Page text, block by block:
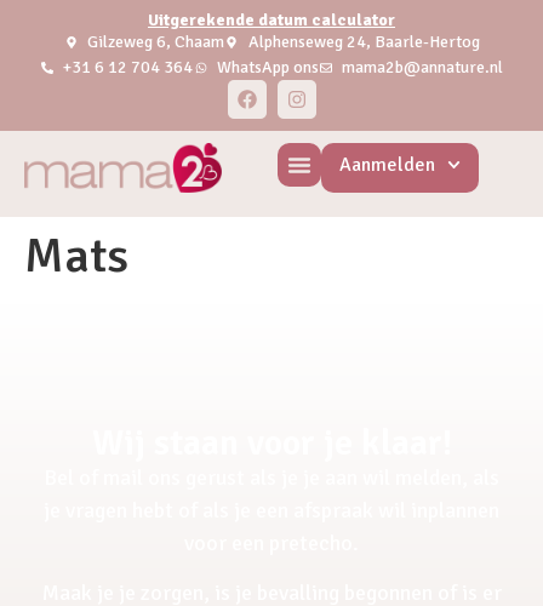
Uitgerekende datum calculator
Gilzeweg 6, Chaam
Alphenseweg 24, Baarle-Hertog
+31 6 12 704 364
WhatsApp ons mama2b@annature.nl
Aanmelden
Mats